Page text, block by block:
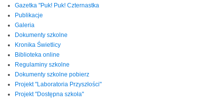
Gazetka "Puk! Puk! Czternastka
Publikacje
Galeria
Dokumenty szkolne
Kronika Świetlicy
Biblioteka online
Regulaminy szkolne
Dokumenty szkolne pobierz
Projekt "Laboratoria Przyszłości"
Projekt "Dostępna szkoła"